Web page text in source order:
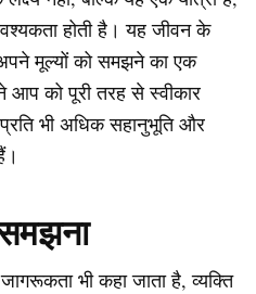
होती है। यह जीवन के
मूल्यों को समझने का एक
को पूरी तरह से स्वीकार
भी अधिक सहानुभूति और
भी कहा जाता है, व्यक्ति